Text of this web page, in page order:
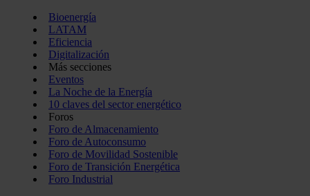
Bioenergía
LATAM
Eficiencia
Digitalización
Más secciones
Eventos
La Noche de la Energía
10 claves del sector energético
Foros
Foro de Almacenamiento
Foro de Autoconsumo
Foro de Movilidad Sostenible
Foro de Transición Energética
Foro Industrial